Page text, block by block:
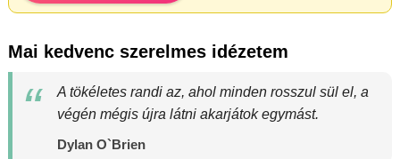
Mai kedvenc szerelmes idézetem
A tökéletes randi az, ahol minden rosszul sül el, a
végén mégis újra látni akarjátok egymást.
Dylan O`Brien